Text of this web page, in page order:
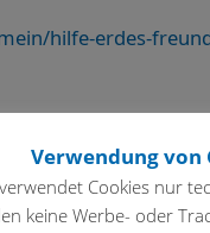
hilfe-erdes-
Verwendung von
Cookies nur
keine Werbe- oder